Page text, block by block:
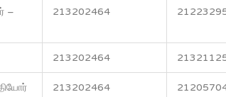
–
213202464
213202464
213202464